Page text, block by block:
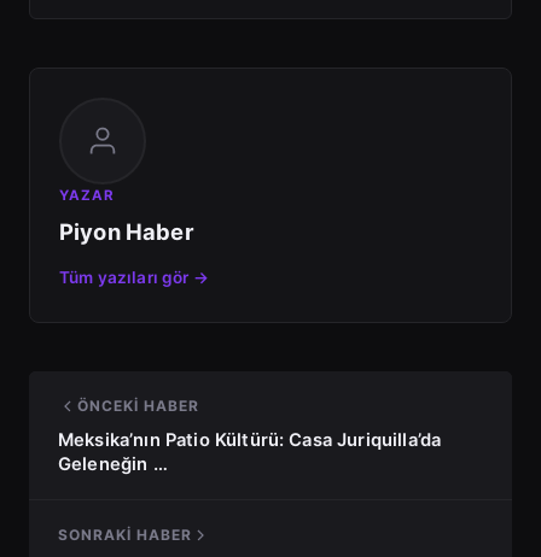
YAZAR
Piyon Haber
Tüm yazıları gör →
ÖNCEKI HABER
Meksika’nın Patio Kültürü: Casa Juriquilla’da
Geleneğin …
SONRAKI HABER